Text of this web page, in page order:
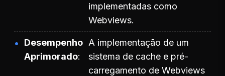
implementadas como
Webviews.
Desempenho
Aprimorado
A implementação de um
sistema de cache e pré-
carregamento de Webviews